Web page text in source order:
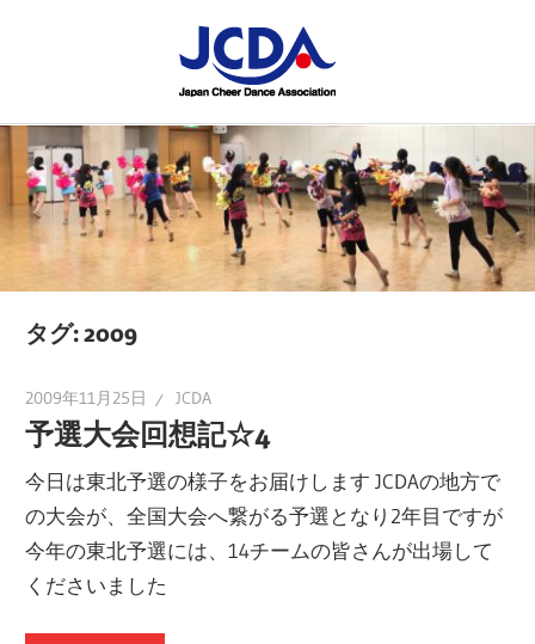
ン
ス
ッ
STAFF
BLOG
の
講
習
会
ベ
ト
を
レ
ポ
ー
ト
し
タグ:2009
2009年11月25日 JCDA
予選大会回想記☆4
今日は東北予選の様子をお届けします JCDAの地方で
の大会が、全国大会へ繋がる予選となり2年目ですが
今年の東北予選には、14チームの皆さんが出場して
くださいました